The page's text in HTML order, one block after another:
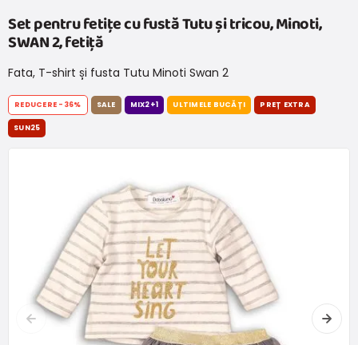
Set pentru fetițe cu fustă Tutu și tricou, Minoti,
SWAN 2, fetiță
Fata, T-shirt și fusta Tutu Minoti Swan 2
REDUCERE -36% SALE MIX2+1 ULTIMELE BUCĂȚI PREȚ EXTRA
SUN25